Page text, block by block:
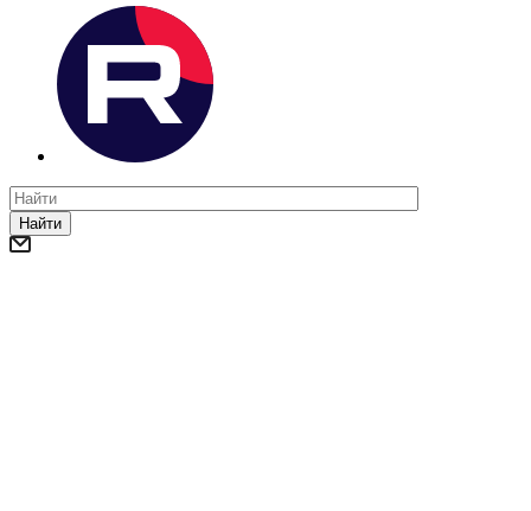
Найти